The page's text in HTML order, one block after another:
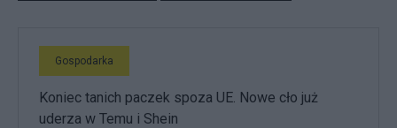
Gospodarka
Koniec tanich paczek spoza UE. Nowe cło już
uderza w Temu i Shein